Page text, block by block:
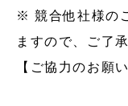
※ 競合他社様の
ますので、ご了
【ご協力のお願い